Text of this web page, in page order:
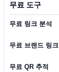
무료 도구
무료 링크 분석
무료 브랜드 링크
무료 QR 추적